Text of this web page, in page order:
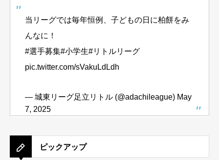
当リーグでは毎年恒例、子どもの日に柏餅をみ
んなに！
#選手募集#小学生#リトルリーグ
pic.twitter.com/sVakuLdLdh
— 城東リーグ足立リトル (@adachileague) May
7, 2025
ピックアップ